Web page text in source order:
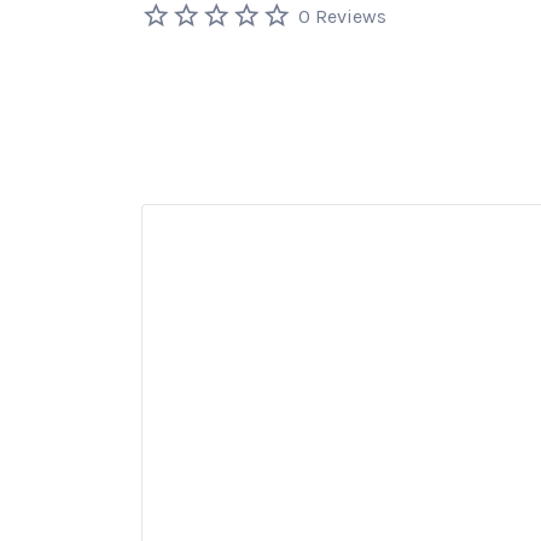
0 Reviews